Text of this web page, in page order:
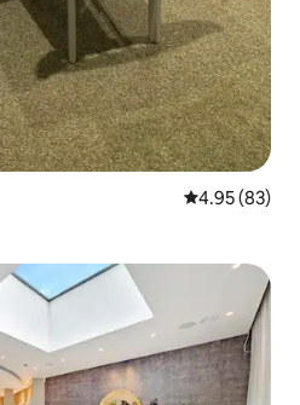
平均评分
4.95 (83)